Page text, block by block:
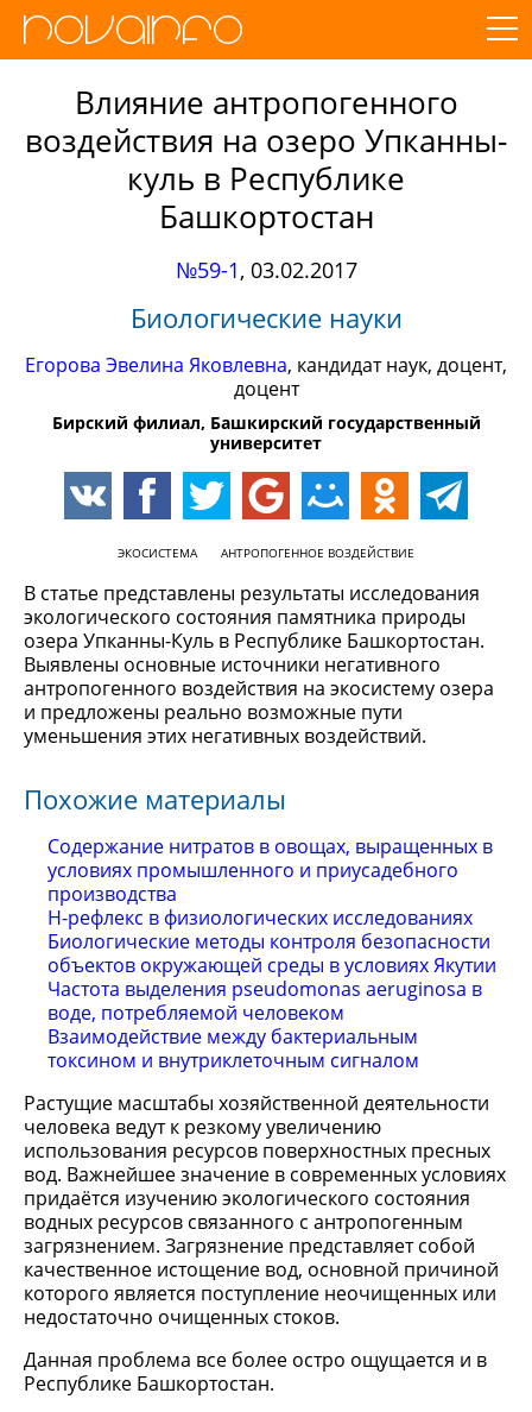
Влияние антропогенного
воздействия на озеро Упканны-
куль в Республике
Башкортостан
№59-1, 03.02.2017
Биологические науки
Егорова Эвелина Яковлевна, кандидат наук, доцент,
доцент
Бирский филиал, Башкирский государственный
университет
ЭКОСИСТЕМА АНТРОПОГЕННОЕ ВОЗДЕЙСТВИЕ
В статье представлены результаты исследования
экологического состояния памятника природы
озера Упканны-Куль в Республике Башкортостан.
Выявлены основные источники негативного
антропогенного воздействия на экосистему озера
и предложены реально возможные пути
уменьшения этих негативных воздействий.
Похожие материалы
Содержание нитратов в овощах, выращенных в
условиях промышленного и приусадебного
производства
Н-рефлекс в физиологических исследованиях
Биологические методы контроля безопасности
объектов окружающей среды в условиях Якутии
Частота выделения pseudomonas aeruginosa в
воде, потребляемой человеком
Взаимодействие между бактериальным
токсином и внутриклеточным сигналом
Растущие масштабы хозяйственной деятельности
человека ведут к резкому увеличению
использования ресурсов поверхностных пресных
вод. Важнейшее значение в современных условиях
придаётся изучению экологического состояния
водных ресурсов связанного с антропогенным
загрязнением. Загрязнение представляет собой
качественное истощение вод, основной причиной
которого является поступление неочищенных или
недостаточно очищенных стоков.
Данная проблема все более остро ощущается и в
Республике Башкортостан.